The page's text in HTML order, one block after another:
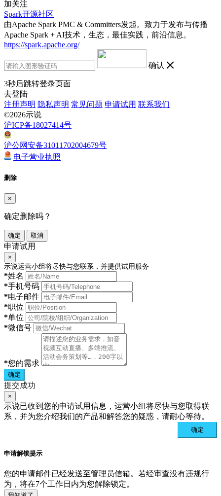
加关注
Spark开源社区
由Apache Spark PMC & Committers发起。致力于发布与传播
Apache Spark + AI技术，生态，最佳实践，前沿信息。
https://spark.apache.org/
确认
3秒后跳转登录页面
去登陆
注册声明 隐私声明 常见问题 申请试用 联系我们
©2026示说
沪ICP备18027414号
沪公网安备31011702004679号
电子营业执照
删除
×
确定删除吗？
确定 取消
申请试用
×
示说运营小组将尽快与您联系，并提供试用服务
*姓名
*手机号码
*电子邮件
*职位
*单位
*微信号
*您的需求
确定
提交成功
×
示说已收到您的申请试用信息，运营小组将尽快与您取得联
系，并为您介绍我们的产品和解答您的疑惑，请耐心等待。
确定
申请解锁提示
您的申请邮件已经发送至管理员信箱。若经审查没有违规行
为，将在7个工作日内为您解除锁定。